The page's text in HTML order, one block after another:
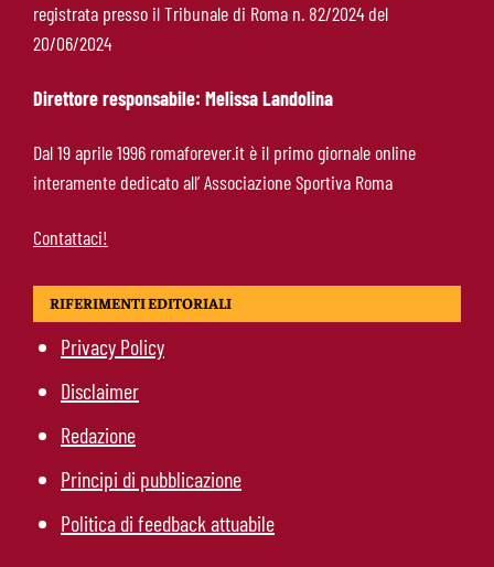
Roma-Molina, il colpo di D’Amico è geniale:
qualità ed esperienza a un prezzo da
occasione
registrata presso il Tribunale di Roma n. 82/2024 del
20/06/2024
Direttore responsabile: Melissa Landolina
Dal 19 aprile 1996 romaforever.it è il primo giornale online
interamente dedicato all’ Associazione Sportiva Roma
Contattaci!
RIFERIMENTI EDITORIALI
Privacy Policy
Disclaimer
Redazione
Principi di pubblicazione
Politica di feedback attuabile